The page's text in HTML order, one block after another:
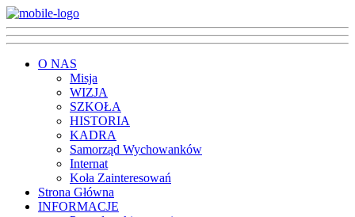
O NAS
Misja
WIZJA
SZKOŁA
HISTORIA
KADRA
Samorząd Wychowanków
Internat
Koła Zainteresowań
Strona Główna
INFORMACJE